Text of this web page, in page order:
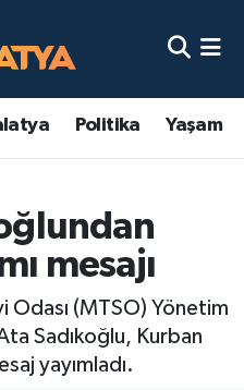
Politika Yaşam
mesajı
Odası (MTSO) Yönetim
Sadıkoğlu, Kurban
yayımladı.
Haritası
Durumu ve Fikstür